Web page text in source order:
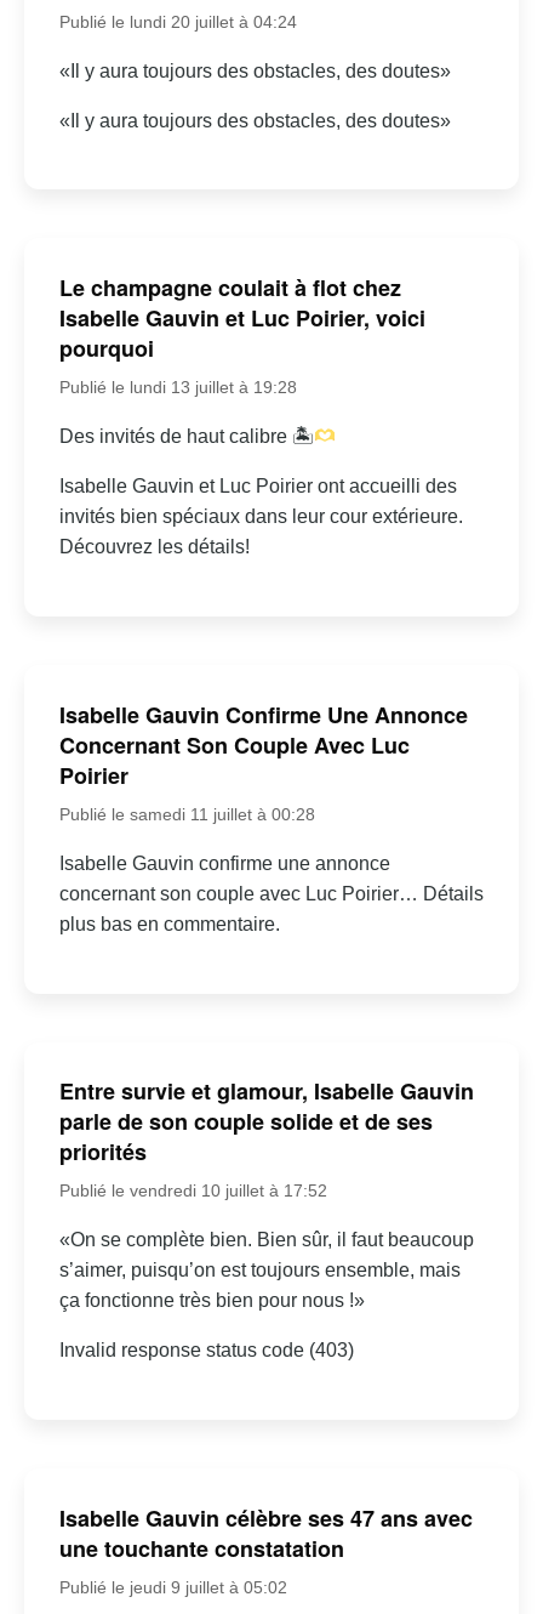
Publié le lundi 20 juillet à 04:24
«Il y aura toujours des obstacles, des doutes»
«Il y aura toujours des obstacles, des doutes»
Le champagne coulait à flot chez
Isabelle Gauvin et Luc Poirier, voici
pourquoi
Publié le lundi 13 juillet à 19:28
Des invités de haut calibre 🏝
Isabelle Gauvin et Luc Poirier ont accueilli des
invités bien spéciaux dans leur cour extérieure.
Découvrez les détails!
Isabelle Gauvin Confirme Une Annonce
Concernant Son Couple Avec Luc
Poirier
Publié le samedi 11 juillet à 00:28
Isabelle Gauvin confirme une annonce
concernant son couple avec Luc Poirier… Détails
plus bas en commentaire.
Entre survie et glamour, Isabelle Gauvin
parle de son couple solide et de ses
priorités
Publié le vendredi 10 juillet à 17:52
«On se complète bien. Bien sûr, il faut beaucoup
s’aimer, puisqu’on est toujours ensemble, mais
ça fonctionne très bien pour nous !»
Invalid response status code (403)
Isabelle Gauvin célèbre ses 47 ans avec
une touchante constatation
Publié le jeudi 9 juillet à 05:02